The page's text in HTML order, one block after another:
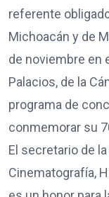
referente
Michoacán y de
de noviembre en
Palacios, de la
programa de
conmemorar su
El secretario de
Cinematografía,